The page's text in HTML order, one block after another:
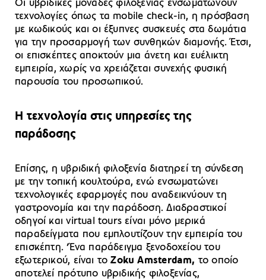
Οι υβριδικές μονάδες φιλοξενίας ενσωματώνουν
τεχνολογίες όπως τα mobile check-in, η πρόσβαση
με κωδικούς και οι έξυπνες συσκευές στα δωμάτια
για την προσαρμογή των συνθηκών διαμονής. Έτσι,
οι επισκέπτες αποκτούν μια άνετη και ευέλικτη
εμπειρία, χωρίς να χρειάζεται συνεχής φυσική
παρουσία του προσωπικού.
Η τεχνολογία στις υπηρεσίες της
παράδοσης
Επίσης, η υβριδική φιλοξενία διατηρεί τη σύνδεση
με την τοπική κουλτούρα, ενώ ενσωματώνει
τεχνολογικές εφαρμογές που αναδεικνύουν τη
γαστρονομία και την παράδοση. Διαδραστικοί
οδηγοί και virtual tours είναι μόνο μερικά
παραδείγματα που εμπλουτίζουν την εμπειρία του
επισκέπτη. ‘Ένα παράδειγμα ξενοδοχείου του
εξωτερικού, είναι το Zoku Amsterdam, το οποίο
αποτελεί πρότυπο υβριδικής φιλοξενίας,